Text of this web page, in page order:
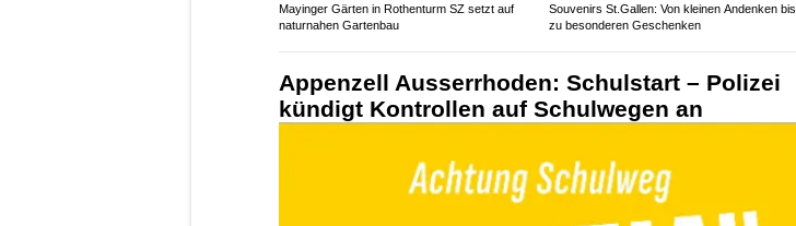
Mayinger Gärten in Rothenturm SZ setzt auf
naturnahen Gartenbau
Souvenirs St.Gallen: Von kleinen Andenken bis
zu besonderen Geschenken
Appenzell Ausserrhoden: Schulstart – Polizei
kündigt Kontrollen auf Schulwegen an